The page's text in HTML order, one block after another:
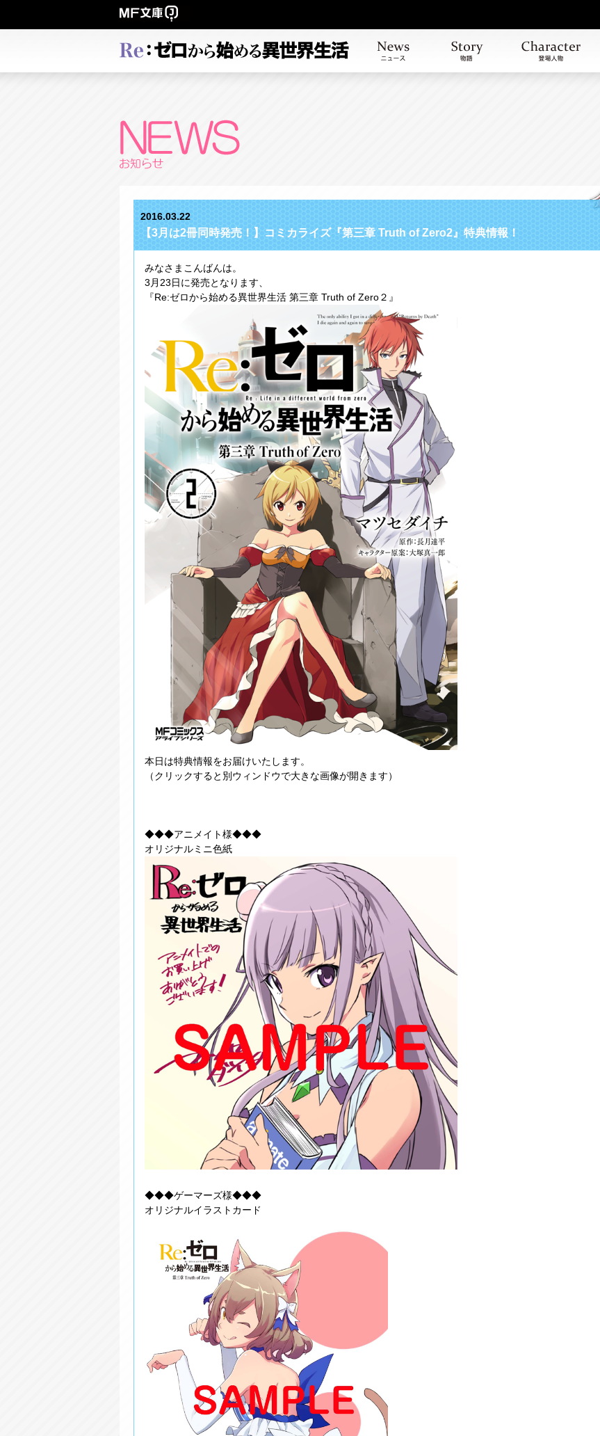
2016.03.22
【3月は2冊同時発売！】コミカライズ『第三章 Truth of Zero2』特典情報！
みなさまこんばんは。
3月23日に発売となります、
『Re:ゼロから始める異世界生活 第三章 Truth of Zero２』
本日は特典情報をお届けいたします。
（クリックすると別ウィンドウで大きな画像が開きます）
◆◆◆アニメイト様◆◆◆
オリジナルミニ色紙
◆◆◆ゲーマーズ様◆◆◆
オリジナルイラストカード